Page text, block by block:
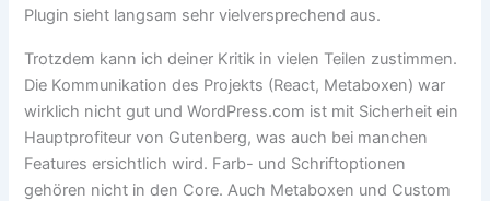
Plugin sieht langsam sehr vielversprechend aus.
Trotzdem kann ich deiner Kritik in vielen Teilen zustimmen.
Die Kommunikation des Projekts (React, Metaboxen) war
wirklich nicht gut und WordPress.com ist mit Sicherheit ein
Hauptprofiteur von Gutenberg, was auch bei manchen
Features ersichtlich wird. Farb- und Schriftoptionen
gehören nicht in den Core. Auch Metaboxen und Custom